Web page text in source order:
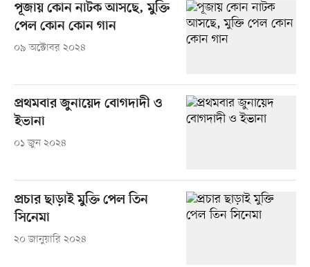
পূজায় কোন নাটক আসছে, মুক্তি
পেল কোন কোন গান
০৯ অক্টোবর ২০২৪
প্রথমবার জুনায়েদ বোগদাদী ও
ইভানা
০১ জুন ২০২৪
প্রচার ছাড়াই মুক্তি পেল তিন
সিনেমা
২০ জানুয়ারি ২০২৪